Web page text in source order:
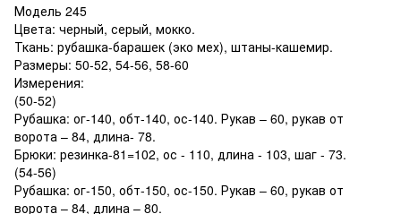
Модель 245
Цвета: черный, серый, мокко.
Ткань: рубашка-барашек (эко мех), штаны-кашемир.
Размеры: 50-52, 54-56, 58-60
Измерения:
(50-52)
Рубашка: ог-140, обт-140, ос-140. Рукав – 60, рукав от
ворота – 84, длина- 78.
Брюки: резинка-81=102, ос - 110, длина - 103, шаг - 73.
(54-56)
Рубашка: ог-150, обт-150, ос-150. Рукав – 60, рукав от
ворота – 84, длина – 80.